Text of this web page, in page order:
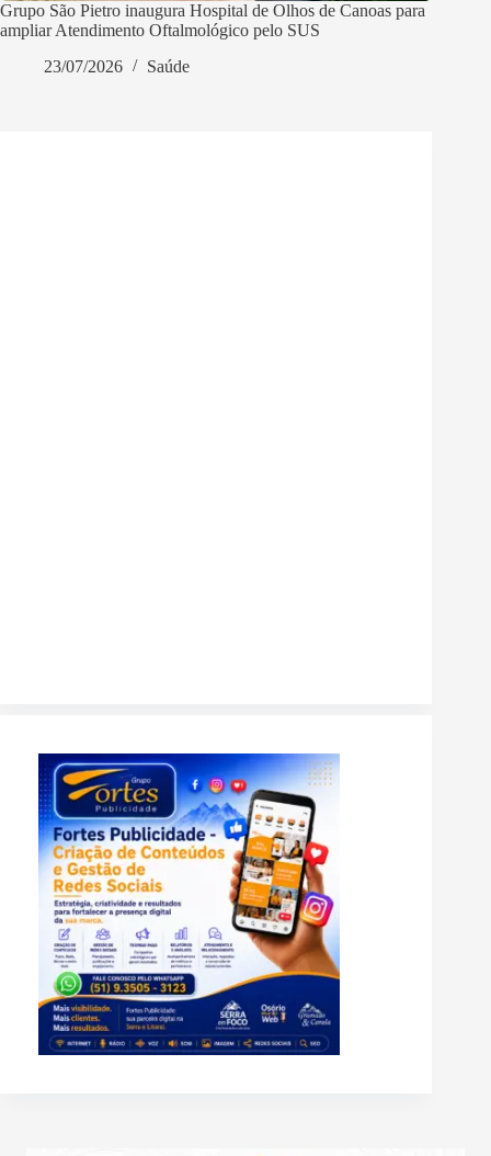
Grupo São Pietro inaugura Hospital de Olhos de Canoas para
ampliar Atendimento Oftalmológico pelo SUS
23/07/2026
Saúde